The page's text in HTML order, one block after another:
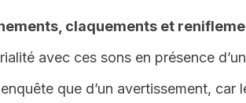
claquements et
avec ces sons en présence
enquête que d’un avertissement,